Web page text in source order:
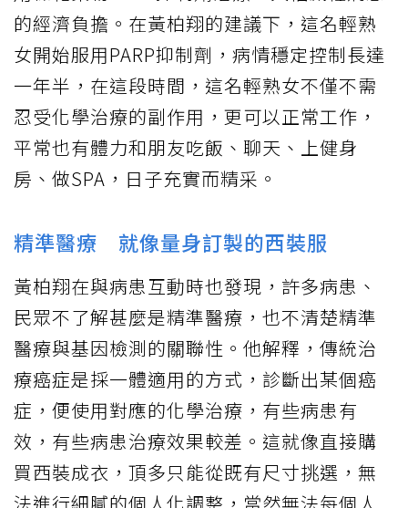
的經濟負擔。在黃柏翔的建議下，這名輕熟
女開始服用PARP抑制劑，病情穩定控制長達
一年半，在這段時間，這名輕熟女不僅不需
忍受化學治療的副作用，更可以正常工作，
平常也有體力和朋友吃飯、聊天、上健身
房、做SPA，日子充實而精采。
精準醫療 就像量身訂製的西裝服
黃柏翔在與病患互動時也發現，許多病患、
民眾不了解甚麼是精準醫療，也不清楚精準
醫療與基因檢測的關聯性。他解釋，傳統治
療癌症是採一體適用的方式，診斷出某個癌
症，便使用對應的化學治療，有些病患有
效，有些病患治療效果較差。這就像直接購
買西裝成衣，頂多只能從既有尺寸挑選，無